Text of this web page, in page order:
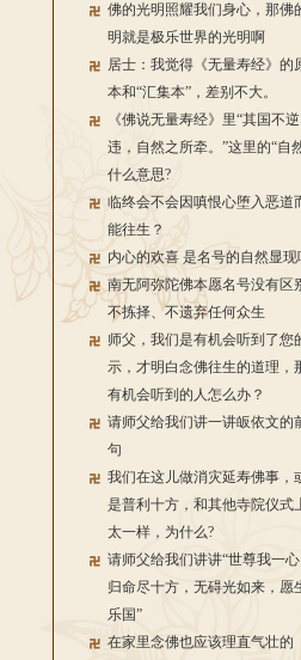
佛的光明照耀我们身心，那佛
明就是极乐世界的光明啊
居士：我觉得《无量寿经》的
本和“汇集本”，差别不大。
《佛说无量寿经》里“其国不逆
违，自然之所牵。”这里的“自
什么意思?
临终会不会因嗔恨心堕入恶道
能往生？
内心的欢喜 是名号的自然显现
南无阿弥陀佛本愿名号没有区
不拣择、不遗弃任何众生
师父，我们是有机会听到了您
示，才明白念佛往生的道理，
有机会听到的人怎么办？
请师父给我们讲一讲皈依文的
句
我们在这儿做消灾延寿佛事，
是普利十方，和其他寺院仪式
太一样，为什么?
请师父给我们讲讲“世尊我一心
归命尽十方，无碍光如来，愿
乐国”
在家里念佛也应该理直气壮的